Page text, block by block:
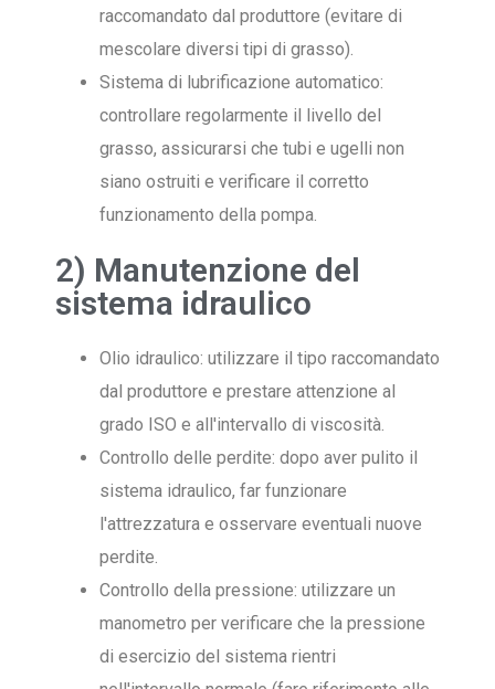
raccomandato dal produttore (evitare di
mescolare diversi tipi di grasso).
Sistema di lubrificazione automatico:
controllare regolarmente il livello del
grasso, assicurarsi che tubi e ugelli non
siano ostruiti e verificare il corretto
funzionamento della pompa.
2) Manutenzione del
sistema idraulico
Olio idraulico: utilizzare il tipo raccomandato
dal produttore e prestare attenzione al
grado ISO e all'intervallo di viscosità.
Controllo delle perdite: dopo aver pulito il
sistema idraulico, far funzionare
l'attrezzatura e osservare eventuali nuove
perdite.
Controllo della pressione: utilizzare un
manometro per verificare che la pressione
di esercizio del sistema rientri